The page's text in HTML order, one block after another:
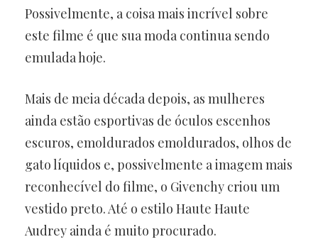
Possivelmente, a coisa mais incrível sobre
este filme é que sua moda continua sendo
emulada hoje.
Mais de meia década depois, as mulheres
ainda estão esportivas de óculos escenhos
escuros, emoldurados emoldurados, olhos de
gato líquidos e, possivelmente a imagem mais
reconhecível do filme, o Givenchy criou um
vestido preto. Até o estilo Haute Haute
Audrey ainda é muito procurado.